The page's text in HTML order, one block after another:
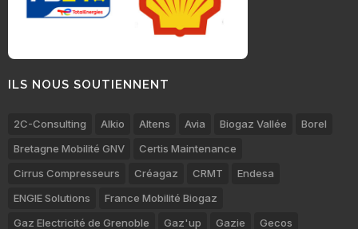
ILS NOUS SOUTIENNENT
2C-Consulting Alkio Altens Avia Biogaz Vallée
Borel
Bretagne Mobilité GNV
Certis Maintenance
Cirrus Compresseurs
Créagaz CRMT
Endesa
ENGIE Solutions
France Mobilité Biogaz
Gaz Electricité de Grenoble
Gaz'up Gazie Gecos